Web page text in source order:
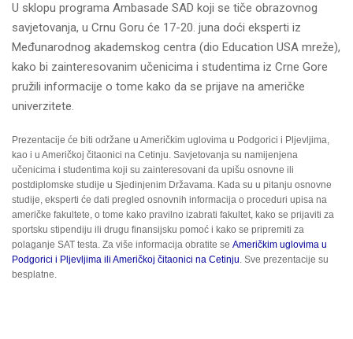
U sklopu programa Ambasade SAD koji se tiče obrazovnog
savjetovanja, u Crnu Goru će 17-20. juna doći eksperti iz
Međunarodnog akademskog centra (dio Education USA mreže),
kako bi zainteresovanim učenicima i studentima iz Crne Gore
pružili informacije o tome kako da se prijave na američke
univerzitete.
Prezentacije će biti održane u Američkim uglovima u Podgorici i Pljevljima,
kao i u Američkoj čitaonici na Cetinju. Savjetovanja su namijenjena
učenicima i studentima koji su zainteresovani da upišu osnovne ili
postdiplomske studije u Sjedinjenim Državama. Kada su u pitanju osnovne
studije, eksperti će dati pregled osnovnih informacija o proceduri upisa na
američke fakultete, o tome kako pravilno izabrati fakultet, kako se prijaviti za
sportsku stipendiju ili drugu finansijsku pomoć i kako se pripremiti za
polaganje SAT testa. Za više informacija obratite se Američkim uglovima u
Podgorici i Pljevljima ili Američkoj čitaonici na Cetinju. Sve prezentacije su
besplatne.